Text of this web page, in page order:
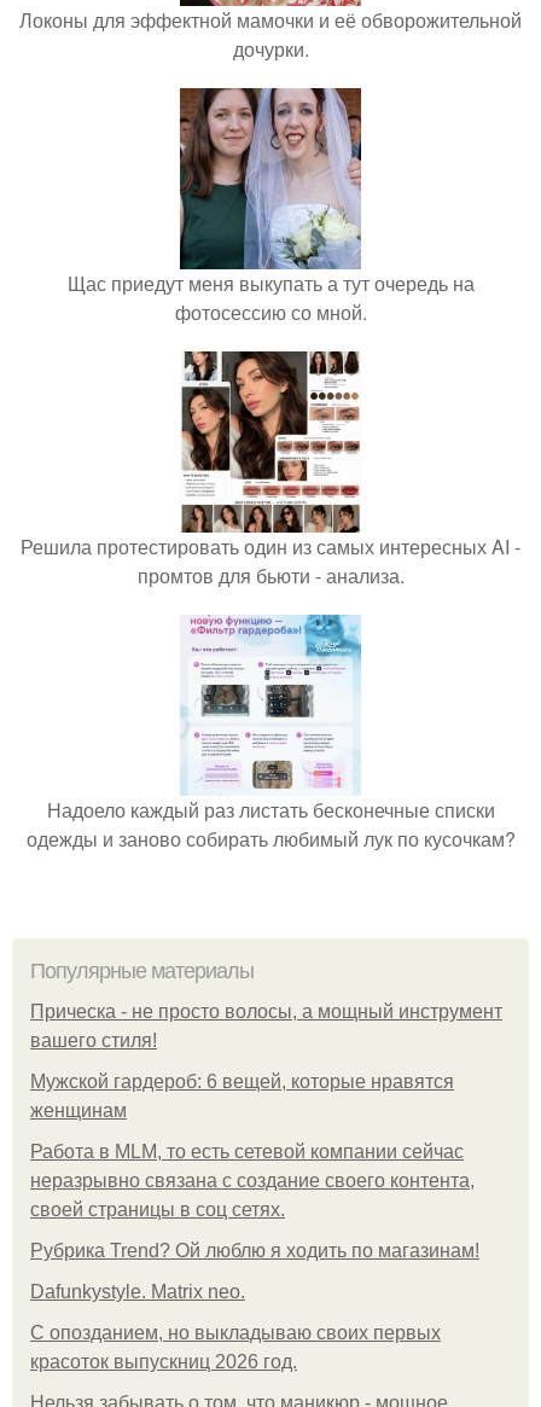
Локоны для эффектной мамочки и её обворожительной
дочурки.
Щас приедут меня выкупать а тут очередь на
фотосессию со мной.
Решила протестировать один из самых интересных AI -
промтов для бьюти - анализа.
Надоело каждый раз листать бесконечные списки
одежды и заново собирать любимый лук по кусочкам?
Популярные материалы
Прическа - не просто волосы, а мощный инструмент
вашего стиля!
Мужской гардероб: 6 вещей, которые нравятся
женщинам
Работа в MLM, то есть сетевой компании сейчас
неразрывно связана с создание своего контента,
своей страницы в соц сетях.
Рубрика Trend? Ой люблю я ходить по магазинам!
Dafunkystyle. Matrix neo.
С опозданием, но выкладываю своих первых
красоток выпускниц 2026 год.